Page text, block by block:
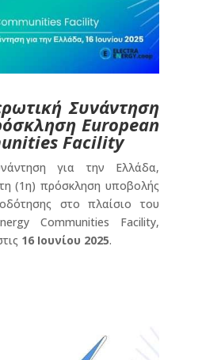
Συνάντηση
European
Facility
για την Ελλάδα,
(1η) πρόσκληση υποβολής
στο πλαίσιο του
Communities Facility,
16 Ιουνίου 2025.